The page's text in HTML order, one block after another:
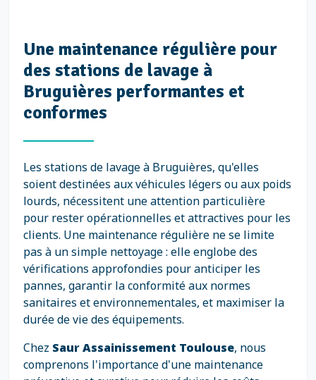
Une maintenance régulière pour
des stations de lavage à
Bruguières performantes et
conformes
Les stations de lavage à Bruguières, qu'elles
soient destinées aux véhicules légers ou aux poids
lourds, nécessitent une attention particulière
pour rester opérationnelles et attractives pour les
clients. Une maintenance régulière ne se limite
pas à un simple nettoyage : elle englobe des
vérifications approfondies pour anticiper les
pannes, garantir la conformité aux normes
sanitaires et environnementales, et maximiser la
durée de vie des équipements.
Chez Saur Assainissement Toulouse, nous
comprenons l'importance d'une maintenance